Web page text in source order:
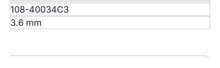
108-40034C3
3.6 mm